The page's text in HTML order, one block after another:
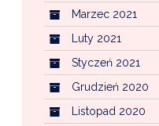
Marzec 2021
Luty 2021
Styczeń 2021
Grudzień 2020
Listopad 2020